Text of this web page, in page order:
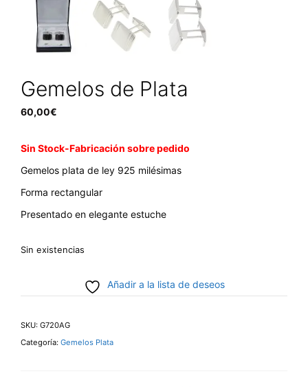
Gemelos de Plata
60,00€
Sin Stock-Fabricación sobre pedido
Gemelos plata de ley 925 milésimas
Forma rectangular
Presentado en elegante estuche
Sin existencias
Añadir a la lista de deseos
SKU: G720AG
Categoría: Gemelos Plata